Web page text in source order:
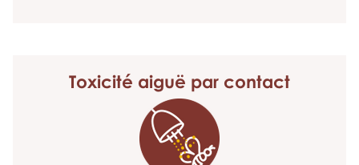
Toxicité aiguë par contact